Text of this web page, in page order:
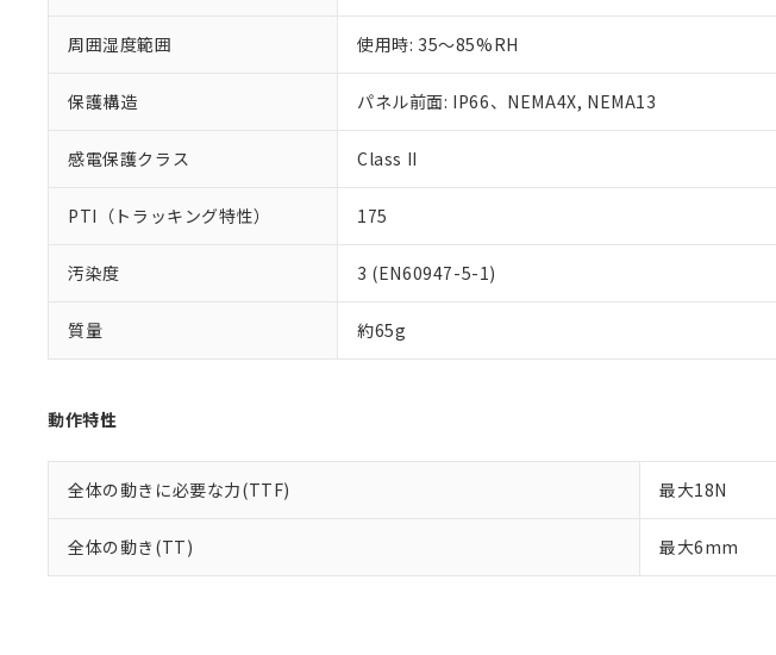
周囲湿度範囲 使用時: 35～85%RH
保護構造 パネル前面: IP66、NEMA4X, NEMA13
感電保護クラス Class II
PTI（トラッキング特性） 175
汚染度 3 (EN60947-5-1)
質量 約65g
動作特性
全体の動きに必要な力(TTF) 最大18N
全体の動き(TT) 最大6mm